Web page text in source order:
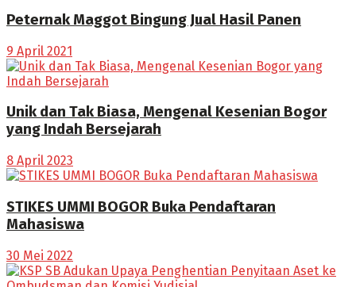
Peternak Maggot Bingung Jual Hasil Panen
9 April 2021
Unik dan Tak Biasa, Mengenal Kesenian Bogor
yang Indah Bersejarah
8 April 2023
STIKES UMMI BOGOR Buka Pendaftaran
Mahasiswa
30 Mei 2022